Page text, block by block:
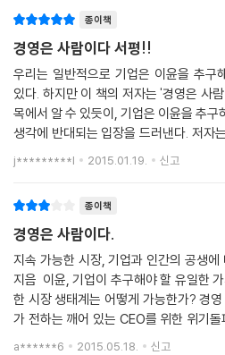
다는 것이다.”(125쪽) 그리고 다음과 같이
기업은 ‘시장이라는 생태계 안에 자기 자
한다. 그래서 생명이 본디 자신을 지키며
스스로의 생존과 번영을 위한 자구책을
과 장기적 지속가능성을 위한 대책 마련
경영의 근본 과제가 되었다. 둘 중 어느
큼 서로를 규정하는 동시에 상호 보완하
지금은 지속가능한 생산양식이 더욱 시급
16쪽)
많은 기업들이 위기 돌파의 방법을 구하
문경영인으로서 사업현장에서 깨우친 현
업’ ‘인간’의 세 영역에 대한 새로운 관점
제시한다. 기업의 존재 목적을 다시 정의
“이 책에서는 인간에 대한 이해를 바탕으
통찰이 돋보인다. 저자는 동서양의 철학
회를 넘나들면서, 자폐증에 걸린 경영을
라는 희망을 읽는다. 책장을 넘길 때마다
는다.”
정재승 _KAIST 바이오및뇌공학과 교수
종이책
경영은 사람이다 서평!!
우리는 일반적으로 기업은 이윤을 추구
있다. 하지만 이 책의 저자는 '경영은 사
목에서 알 수 있듯이, 기업은 이윤을 추구
생각에 반대되는 입장을 드러낸다. 저자
어떤 의미로는 이윤을 추구해야하는 집
기업을 통해 혜택을 받는 사람들과 꾸준
j*********l 2015.01.19. 신고
종이책
경영은 사람이다.
지속 가능한 시장, 기업과 인간의 공생에 대
지음 ​ 이윤, 기업이 추구해야 할 유일한 가치인가? 살리는 경영, 지속 가능
한 시장 생태계는 어떻게 가능한가? 경
가 전하는 깨어 있는 CEO를 위한 위기돌파의 비전. ​ ​ 기업
화만을 추구한다고 보통 사람들은 많이 생
a******6 2015.05.18. 신고